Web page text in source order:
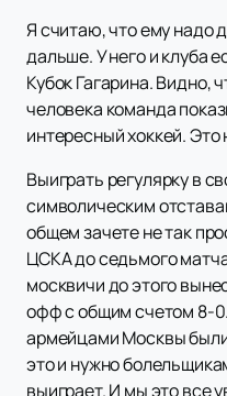
Я считаю, что ему надо
дальше. У него и клуба
Кубок Гагарина. Видно,
человека команда
интересный хоккей. Это
Выиграть регулярку в
символическим
общем зачете не так
ЦСКА до седьмого
москвичи до этого
офф с общим счетом 8-
армейцами Москвы
это и нужно
выиграет. И мы это все